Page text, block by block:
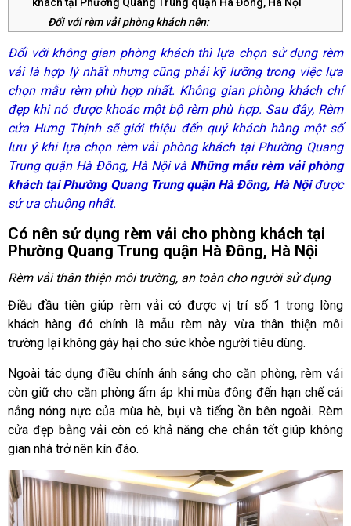
Đối với rèm vải phòng khách nên:
Các mẫu rèm vải phù hợp với phòng khách tại Phường
Quang Trung quận Hà Đông, Hà Nội
Rèm vải 2 lớp
Rèm voan màu kem đẹp dịu dàng
Rèm vải họa tiết cây cối
Rèm vải xếp ly
Sắc xanh đơn giản cho không gian hiện đại
Rèm vải màu ghi
Tổng hợp mẫu rèm cửa vải cho phòng khách tại phường
Quang Trung quận Hà Đông
Đối với không gian phòng khách thì lựa chọn sử dụng rèm
vải là hợp lý nhất nhưng cũng phải kỹ lưỡng trong việc lựa
chọn mẫu rèm phù hợp nhất. Không gian phòng khách chỉ
đẹp khi nó được khoác một bộ rèm phù hợp. Sau đây, Rèm
cửa Hưng Thịnh sẽ giới thiệu đến quý khách hàng một số
lưu ý khi lựa chọn rèm vải phòng khách tại Phường Quang
Trung quận Hà Đông, Hà Nội và Những mẫu rèm vải phòng
khách tại Phường Quang Trung quận Hà Đông, Hà Nộiđược
sử ưa chuộng nhất.
Có nên sử dụng rèm vải cho phòng khách tại
Phường Quang Trung quận Hà Đông, Hà Nội
Rèm vải thân thiện môi trường, an toàn cho người sử dụng
Điều đầu tiên giúp rèm vải có được vị trí số 1 trong lòng
khách hàng đó chính là mẫu rèm này vừa thân thiện môi
trường lại không gây hại cho sức khỏe người tiêu dùng.
Ngoài tác dụng điều chỉnh ánh sáng cho căn phòng, rèm vải
còn giữ cho căn phòng ấm áp khi mùa đông đến hạn chế cái
nắng nóng nực của mùa hè, bụi và tiếng ồn bên ngoài. Rèm
cửa đẹp bằng vải còn có khả năng che chắn tốt giúp không
gian nhà trở nên kín đáo.